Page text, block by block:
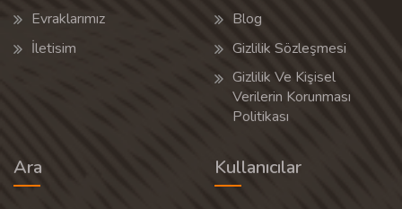
Evraklarımız
İletisim
Blog
Gizlilik Sözleşmesi
Gizlilik Ve Kişisel
Verilerin Korunması
Politikası
Ara Kullanıcılar